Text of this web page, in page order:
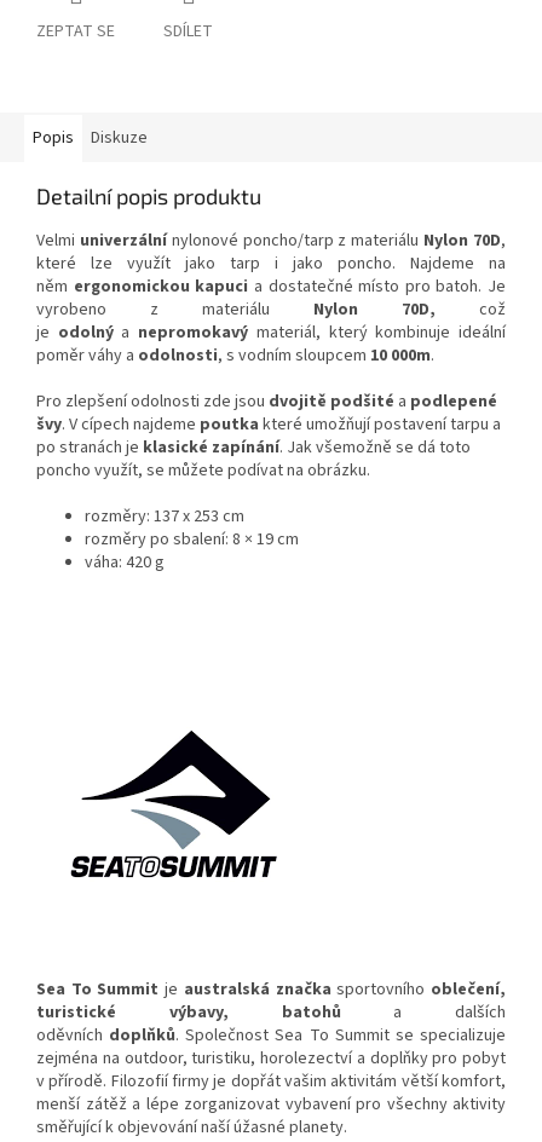
ZEPTAT SE SDÍLET
Popis Diskuze
Detailní popis produktu
Velmi univerzální nylonové poncho/tarp z materiálu Nylon 70D,
které lze využít jako tarp i jako poncho. Najdeme na
něm ergonomickou kapuci a dostatečné místo pro batoh. Je
vyrobeno z materiálu
Nylon 70D,
což
je odolný a nepromokavý materiál, který kombinuje ideální
poměr váhy a odolnosti, s vodním sloupcem 10 000m.
Pro zlepšení odolnosti zde jsou dvojitě podšité a podlepené
švy. V cípech najdeme poutka které umožňují postavení tarpu a
po stranách je klasické zapínání. Jak všemožně se dá toto
poncho využít, se můžete podívat na obrázku.
rozměry: 137 x 253 cm
rozměry po sbalení: 8 × 19 cm
váha: 420 g
Sea To Summit je australská značka sportovního oblečení,
turistické výbavy, batohů
a dalších
oděvních doplňků. Společnost Sea To Summit se specializuje
zejména na outdoor, turistiku, horolezectví a doplňky pro pobyt
v přírodě. Filozofií firmy je dopřát vašim aktivitám větší komfort,
menší zátěž a lépe zorganizovat vybavení pro všechny aktivity
směřující k objevování naší úžasné planety.